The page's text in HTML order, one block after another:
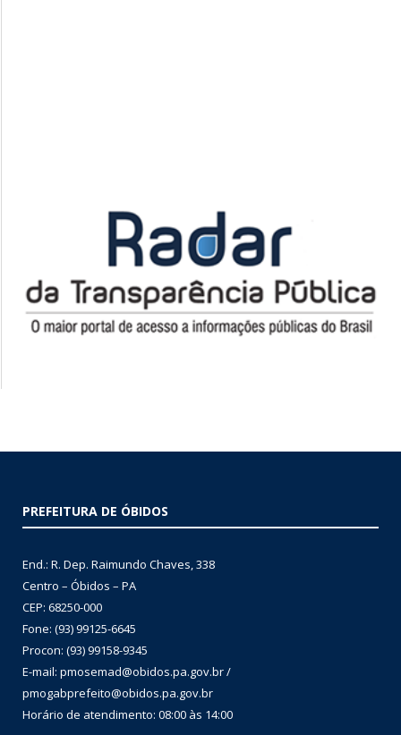
PREFEITURA DE ÓBIDOS
End.: R. Dep. Raimundo Chaves, 338
Centro – Óbidos – PA
CEP: 68250-000
Fone: (93) 99125-6645
Procon: (93) 99158-9345
E-mail: pmosemad@obidos.pa.gov.br /
pmogabprefeito@obidos.pa.gov.br
Horário de atendimento: 08:00 às 14:00